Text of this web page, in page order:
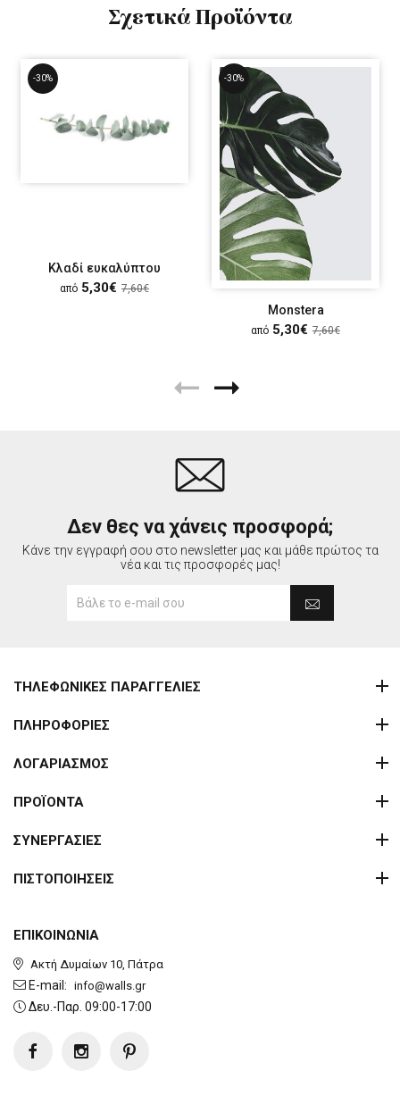
Σχετικά Προϊόντα
-30%
Κλαδί ευκαλύπτου
από 5,30€ 7,60€
-30%
Monstera
από 5,30€ 7,60€
Δεν θες να χάνεις προσφορά;
Κάνε την εγγραφή σου στο newsletter μας και μάθε πρώτος τα
νέα και τις προσφορές μας!
ΕΠΙΚΟΙΝΩΝΙΑ
Ακτή Δυμαίων 10, Πάτρα
E-mail: info@walls.gr
Δευ.-Παρ. 09:00-17:00
ΤΗΛΕΦΩΝΙΚΕΣ ΠΑΡΑΓΓΕΛΙΕΣ
ΠΛΗΡΟΦΟΡΙΕΣ
ΛΟΓΑΡΙΑΣΜΟΣ
ΠΡΟΪΟΝΤΑ
ΣΥΝΕΡΓΑΣΙΕΣ
ΠΙΣΤΟΠΟΙΗΣΕΙΣ